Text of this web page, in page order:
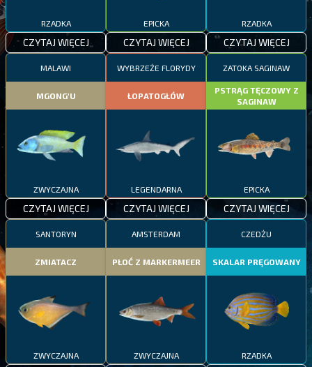
RZADKA
CZYTAJ WIĘCEJ
EPICKA
CZYTAJ WIĘCEJ
RZADKA
CZYTAJ WIĘCEJ
MALAWI
MGONG'U
ZWYCZAJNA
CZYTAJ WIĘCEJ
WYBRZEŻE FLORYDY
ŁOPATOGŁÓW
LEGENDARNA
CZYTAJ WIĘCEJ
ZATOKA SAGINAW
PSTRĄG TĘCZOWY Z
SAGINAW
EPICKA
CZYTAJ WIĘCEJ
SANTORYN
ZMIATACZ
ZWYCZAJNA
AMSTERDAM
PŁOĆ Z MARKERMEER
ZWYCZAJNA
CZEDŻU
SKALAR PRĘGOWANY
RZADKA